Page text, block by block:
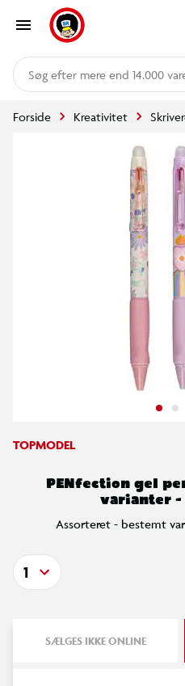
mere end 14.000
Forside Kreativitet
TOPMODEL
PENfection gel
varianter -
Assorteret - bestemt
1
SÆLGES IKKE ONLINE